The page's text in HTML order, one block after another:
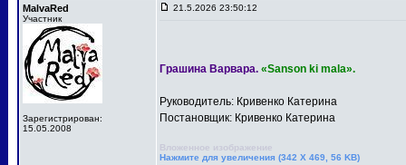
MalvaRed
Участник
Зарегистрирован:
15.05.2008
21.5.2026 23:50:12
Грашина Варвара. «Sanson ki mala».
Руководитель: Кривенко Катерина
Постановщик: Кривенко Катерина
Вложенное изображение
Нажмите для увеличения (342 X 469, 56 KB)